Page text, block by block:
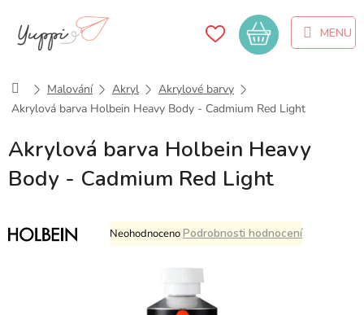
obsah
Nákupní
košík
DomůMalování Akryl
Akrylové barvy
Akrylová barva Holbein Heavy Body - Cadmium Red Light
Akrylová barva Holbein Heavy
Body - Cadmium Red Light
Průměrné
hodnocení
NeohodnocenoPodrobnosti hodnocení